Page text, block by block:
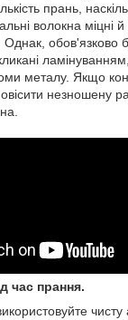
прань,
волокна міцні
Однак, обов'язково
металу. Якщо
незношену
час прання.